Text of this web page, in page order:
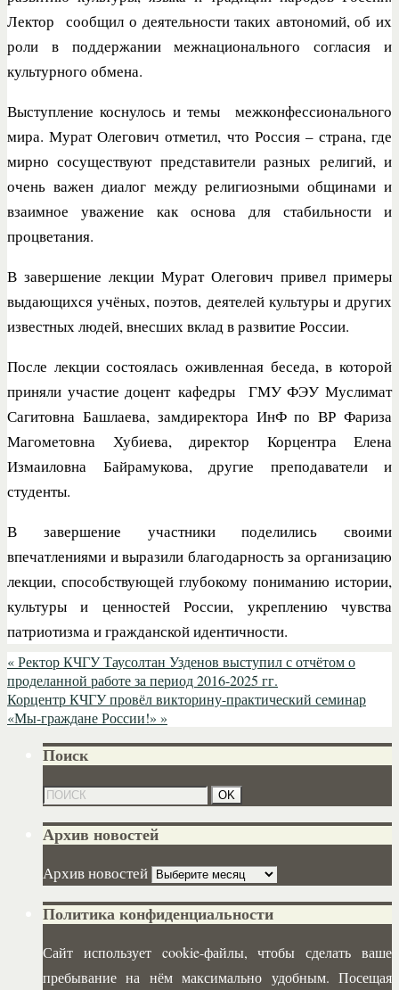
Лектор сообщил о деятельности таких автономий, об их
роли в поддержании межнационального согласия и
культурного обмена.
Выступление коснулось и темы межконфессионального
мира. Мурат Олегович отметил, что Россия – страна, где
мирно сосуществуют представители разных религий, и
очень важен диалог между религиозными общинами и
взаимное уважение как основа для стабильности и
процветания.
В завершение лекции Мурат Олегович привел примеры
выдающихся учёных, поэтов, деятелей культуры и других
известных людей, внесших вклад в развитие России.
После лекции состоялась оживленная беседа, в которой
приняли участие доцент кафедры ГМУ ФЭУ Муслимат
Сагитовна Башлаева, замдиректора ИнФ по ВР Фариза
Магометовна Хубиева, директор Корцентра Елена
Измаиловна Байрамукова, другие преподаватели и
студенты.
В завершение участники поделились своими
впечатлениями и выразили благодарность за организацию
лекции, способствующей глубокому пониманию истории,
культуры и ценностей России, укреплению чувства
патриотизма и гражданской идентичности.
«Ректор КЧГУ Таусолтан Узденов выступил с отчётом о
проделанной работе за период 2016-2025 гг.
Корцентр КЧГУ провёл викторину-практический семинар
«Мы-граждане России!» »
Поиск
Архив новостей
Архив новостей
Политика конфиденциальности
Сайт использует cookie-файлы, чтобы сделать ваше
пребывание на нём максимально удобным. Посещая